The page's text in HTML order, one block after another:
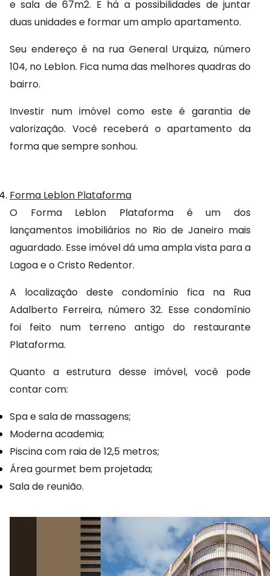
e sala de 67m2. E há a possibilidades de juntar
duas unidades e formar um amplo apartamento.
Seu endereço é na rua General Urquiza, número
104, no Leblon. Fica numa das melhores quadras do
bairro.
Investir num imóvel como este é garantia de
valorização. Você receberá o apartamento da
forma que sempre sonhou.
Forma Leblon Plataforma
O Forma Leblon Plataforma é um dos
lançamentos imobiliários no Rio de Janeiro mais
aguardado. Esse imóvel dá uma ampla vista para a
Lagoa e o Cristo Redentor.
A localização deste condomínio fica na Rua
Adalberto Ferreira, número 32. Esse condomínio
foi feito num terreno antigo do restaurante
Plataforma.
Quanto a estrutura desse imóvel, você pode
contar com:
Spa e sala de massagens;
Moderna academia;
Piscina com raia de 12,5 metros;
Área gourmet bem projetada;
Sala de reunião.